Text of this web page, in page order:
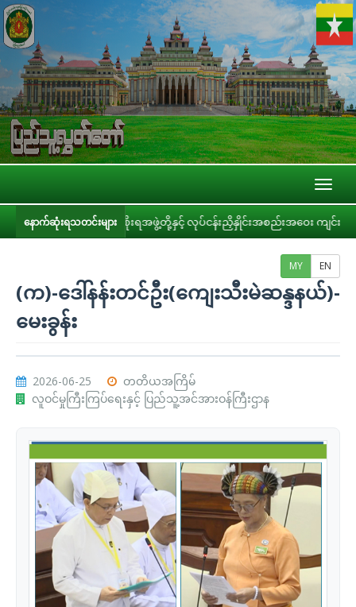
နောက်ဆုံးရသတင်းများ
နယ် အစိုးရအဖွဲ့တို့နှင့် လုပ်ငန်းညှိနှိုင်းအစည်းအဝေး ကျင်းပ ပြည်သူ့လွှတ်တေ
MY EN
(က)-ဒေါ်နန်းတင်ဦး(ကျေးသီးမဲဆန္ဒနယ်)-
မေးခွန်း
2026-06-25
တတိယအကြိမ်
လူဝင်မှုကြီးကြပ်ရေးနှင့် ပြည်သူ့အင်အားဝန်ကြီးဌာန